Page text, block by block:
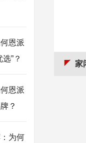
恩派
”？
恩派
？
为何
家